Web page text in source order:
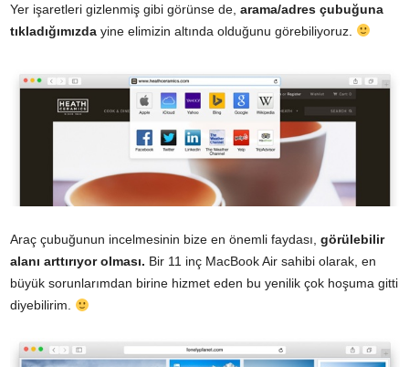
Yer işaretleri gizlenmiş gibi görünse de, arama/adres çubuğuna
tıkladığımızda yine elimizin altında olduğunu görebiliyoruz.
Araç çubuğunun incelmesinin bize en önemli faydası, görülebilir
alanı arttırıyor olması. Bir 11 inç MacBook Air sahibi olarak, en
büyük sorunlarımdan birine hizmet eden bu yenilik çok hoşuma gitti
diyebilirim.